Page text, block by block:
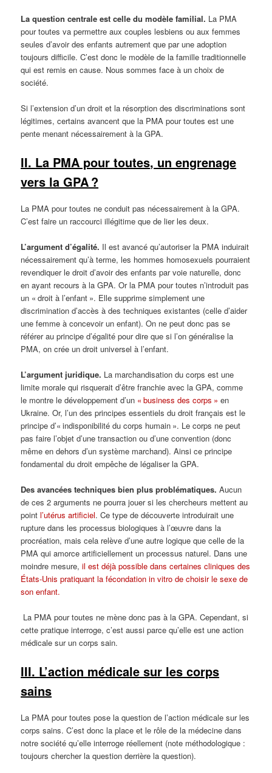
La question centrale est celle du modèle familial. La PMA
pour toutes va permettre aux couples lesbiens ou aux femmes
seules d’avoir des enfants autrement que par une adoption
toujours difficile. C’est donc le modèle de la famille traditionnelle
qui est remis en cause. Nous sommes face à un choix de
société.
Si l’extension d’un droit et la résorption des discriminations sont
légitimes, certains avancent que la PMA pour toutes est une
pente menant nécessairement à la GPA.
II. La PMA pour toutes, un engrenage
vers la GPA ?
La PMA pour toutes ne conduit pas nécessairement à la GPA.
C’est faire un raccourci illégitime que de lier les deux.
L’argument d’égalité. Il est avancé qu’autoriser la PMA induirait
nécessairement qu’à terme, les hommes homosexuels pourraient
revendiquer le droit d’avoir des enfants par voie naturelle, donc
en ayant recours à la GPA. Or la PMA pour toutes n’introduit pas
un « droit à l’enfant ». Elle supprime simplement une
discrimination d’accès à des techniques existantes (celle d’aider
une femme à concevoir un enfant). On ne peut donc pas se
référer au principe d’égalité pour dire que si l’on généralise la
PMA, on crée un droit universel à l’enfant.
L’argument juridique. La marchandisation du corps est une
limite morale qui risquerait d’être franchie avec la GPA, comme
le montre le développement d’un « business des corps » en
Ukraine. Or, l’un des principes essentiels du droit français est le
principe d’« indisponibilité du corps humain ». Le corps ne peut
pas faire l’objet d’une transaction ou d’une convention (donc
même en dehors d’un système marchand). Ainsi ce principe
fondamental du droit empêche de légaliser la GPA.
Des avancées techniques bien plus problématiques. Aucun
de ces 2 arguments ne pourra jouer si les chercheurs mettent au
pointl’utérus artificiel. Ce type de découverte introduirait une
rupture dans les processus biologiques à l’œuvre dans la
procréation, mais cela relève d’une autre logique que celle de la
PMA qui amorce artificiellement un processus naturel. Dans une
moindre mesure,il est déjà possible dans certaines cliniques des
États-Unis pratiquant la fécondation in vitro de choisir le sexe de
son enfant.
La PMA pour toutes ne mène donc pas à la GPA. Cependant, si
cette pratique interroge, c’est aussi parce qu’elle est une action
médicale sur un corps sain.
III. L’action médicale sur les corps
sains
La PMA pour toutes pose la question de l’action médicale sur les
corps sains. C’est donc la place et le rôle de la médecine dans
notre société qu’elle interroge réellement (note méthodologique :
toujours chercher la question derrière la question).